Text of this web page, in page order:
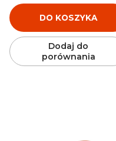
DO KOSZYKA
Dodaj do
porównania